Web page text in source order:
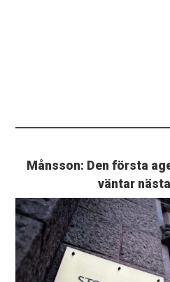
Månsson: Den första
väntar